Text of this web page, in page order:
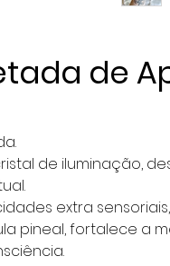
de
de iluminação,
extra
pineal, fortalece a